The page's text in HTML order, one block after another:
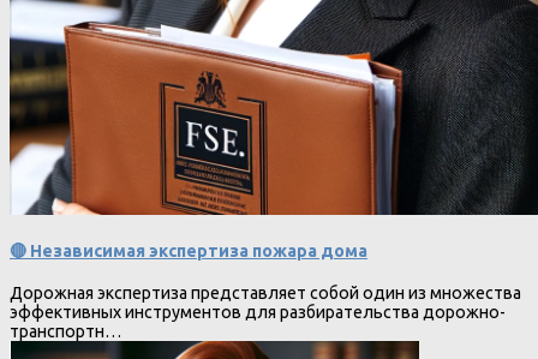
🔴 Независимая экспертиза пожара дома
Дорожная экспертиза представляет собой один из множества
эффективных инструментов для разбирательства дорожно-
транспортн…